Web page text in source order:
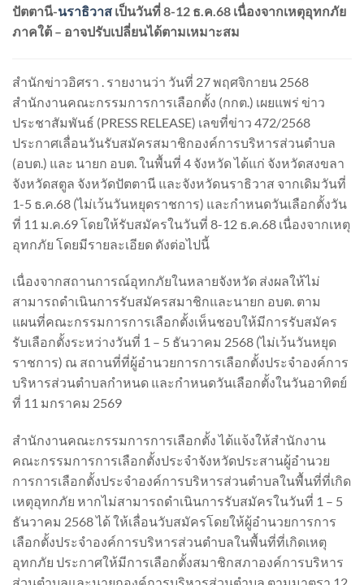
ปัตตานี-นราธิวาส เป็นวันที่ 8-12 ธ.ค.68 เนื่องจากเหตุอุทกภัย
ภาคใต้ – อาจปรับเปลี่ยนได้ตามเหมาะสม
สำนักข่าวอิศรา . รายงานว่า วันที่ 27 พฤศจิกายน 2568
สำนักงานคณะกรรมการการเลือกตั้ง (กกต.) เผยแพร่ ข่าว
ประชาสัมพันธ์ (PRESS RELEASE) เลขที่ข่าว 472/2568
ประกาศเลื่อนวันรับสมัครสมาชิกองค์การบริหารส่วนตำบล
(อบต.) และ นายก อบต. ในพื้นที่ 4 จังหวัด ได้แก่ จังหวัดสงขลา
จังหวัดสตูล จังหวัดปัตตานี และจังหวัดนราธิวาส จากเดิมวันที่
1-5 ธ.ค.68 (ไม่เว้นวันหยุดราชการ) และกำหนดวันเลือกตั้งวัน
ที่ 11 ม.ค.69 โดยให้รับสมัครในวันที่ 8-12 ธ.ค.68 เนื่องจากเหตุ
อุทกภัย โดยมีรายละเอียด ดังต่อไปนี้
เนื่องจากสถานการณ์อุทกภัยในหลายจังหวัด ส่งผลให้ไม่
สามารถดำเนินการรับสมัครสมาชิกและนายก อบต. ตาม
แผนที่คณะกรรมการการเลือกตั้งเห็นชอบให้มีการรับสมัคร
รับเลือกตั้งระหว่างวันที่ 1 – 5 ธันวาคม 2568 (ไม่เว้นวันหยุด
ราชการ) ณ สถานที่ที่ผู้อำนวยการการเลือกตั้งประจำองค์การ
บริหารส่วนตำบลกำหนด และกำหนดวันเลือกตั้งในวันอาทิตย์
ที่ 11 มกราคม 2569
สำนักงานคณะกรรมการการเลือกตั้ง ได้แจ้งให้สำนักงาน
คณะกรรมการการเลือกตั้งประจำจังหวัดประสานผู้อำนวย
การการเลือกตั้งประจำองค์การบริหารส่วนตำบลในพื้นที่ที่เกิด
เหตุอุทกภัย หากไม่สามารถดำเนินการรับสมัครในวันที่ 1 – 5
ธันวาคม 2568 ได้ ให้เลื่อนวับสมัครโดยให้ผู้อำนวยการการ
เลือกตั้งประจำองค์การบริหารส่วนตำบลในพื้นที่ที่เกิดเหตุ
อุทกภัย ประกาศให้มีการเลือกตั้งสมาชิกสภาองค์การบริหาร